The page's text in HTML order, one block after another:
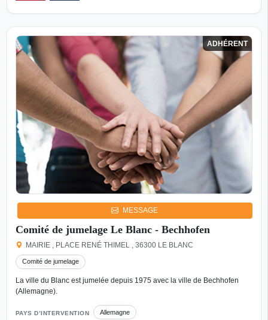
ADHÉRENT
MESSAGE
Comité de jumelage Le Blanc - Bechhofen
MAIRIE , PLACE RENÉ THIMEL , 36300 LE BLANC
Comité de jumelage
La ville du Blanc est jumelée depuis 1975 avec la ville de Bechhofen
(Allemagne).
PAYS D’INTERVENTION Allemagne